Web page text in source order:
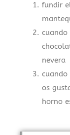
fundir
cuando
nevera
os
horno